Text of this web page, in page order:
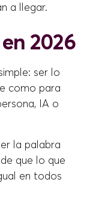
a llegar.
2026
ser lo
como para
IA o
la palabra
que lo que
en todos